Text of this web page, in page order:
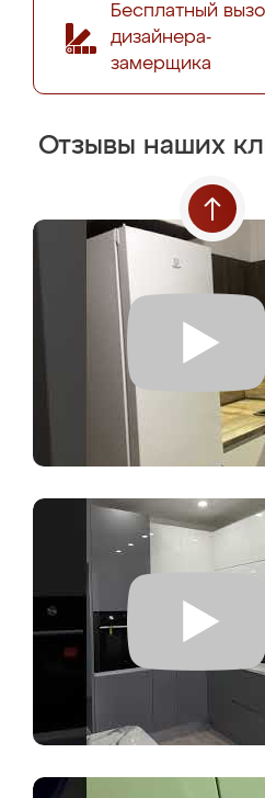
Бесплатный
дизайнера-
замерщика
Отзывы наших